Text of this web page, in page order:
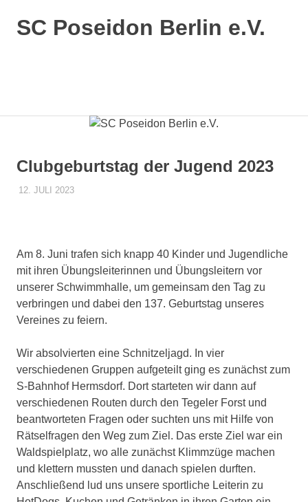
SC Poseidon Berlin e.V.
Clubgeburtstag der Jugend 2023
12. JULI 2023POSEIDONADMIN
CLUBGEBURTSTAG
Am 8. Juni trafen sich knapp 40 Kinder und Jugendliche
mit ihren Übungsleiterinnen und Übungsleitern vor
unserer Schwimmhalle, um gemeinsam den Tag zu
verbringen und dabei den 137. Geburtstag unseres
Vereines zu feiern.
Wir absolvierten eine Schnitzeljagd. In vier
verschiedenen Gruppen aufgeteilt ging es zunächst zum
S-Bahnhof Hermsdorf. Dort starteten wir dann auf
verschiedenen Routen durch den Tegeler Forst und
beantworteten Fragen oder suchten uns mit Hilfe von
Rätselfragen den Weg zum Ziel. Das erste Ziel war ein
Waldspielplatz, wo alle zunächst Klimmzüge machen
und klettern mussten und danach spielen durften.
Anschließend lud uns unsere sportliche Leiterin zu